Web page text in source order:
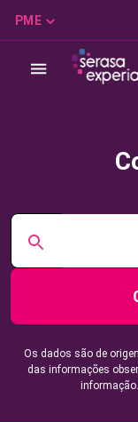
PME
Os dados são de
das informações